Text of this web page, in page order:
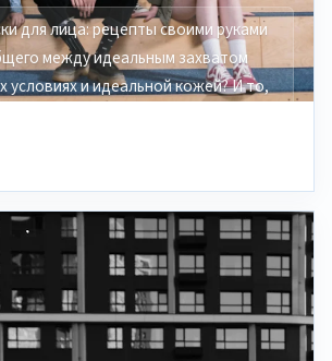
для лица: рецепты своими руками
между идеальным захватом
условиях и идеальной кожей? И то,